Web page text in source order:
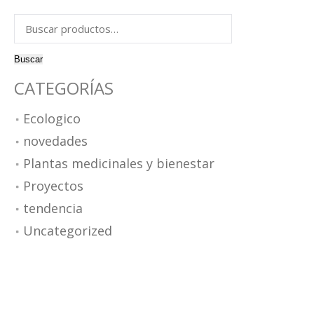
Mesas de centro
Sillas y bancos
Buscar
por:
Buscar
CATEGORÍAS
Ecologico
novedades
Plantas medicinales y bienestar
Proyectos
tendencia
Uncategorized